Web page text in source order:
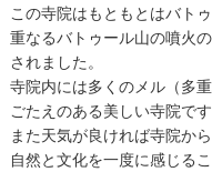
この寺院はもともとはバト
重なるバトゥール山の噴火
されました。
寺院内には多くのメル（多
ごたえのある美しい寺院です
また天気が良ければ寺院か
自然と文化を一度に感じる